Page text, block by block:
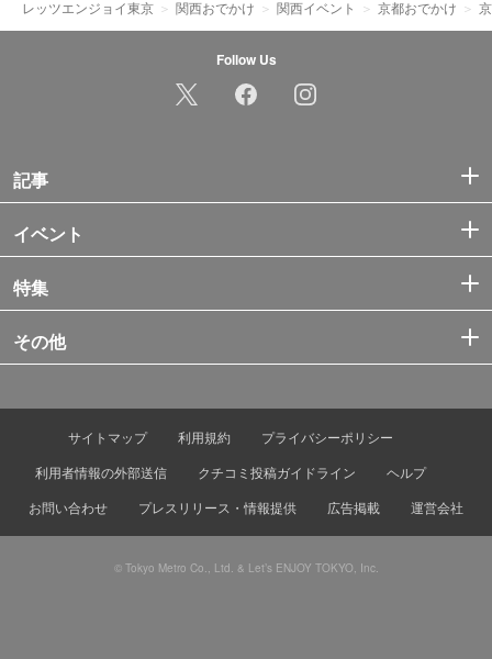
レッツエンジョイ東京 関西おでかけ 関西イベント 京都おでかけ
Follow Us
記事
イベント
特集
その他
サイトマップ 利用規約
プライバシーポリシー
利用者情報の外部送信
クチコミ投稿ガイドライン
ヘルプ
お問い合わせ
プレスリリース・情報提供 広告掲載 運営会社
© Tokyo Metro Co., Ltd. & Let’s ENJOY TOKYO, Inc.